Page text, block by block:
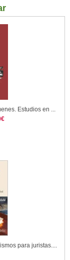
Estudios en ...
para juristas....